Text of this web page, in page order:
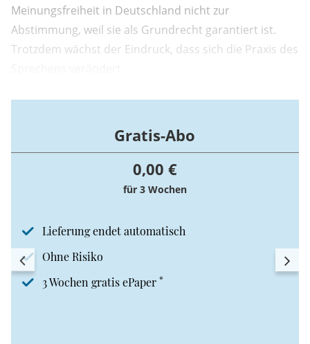
Meinungsfreiheit in Deutschland nicht zur
Abstimmung, weil sie als Grundrecht garantiert ist.
Trotzdem wächst der Eindruck, dass sich die Praxis des
Gratis-Abo
0,00 €
für 3 Wochen
Lieferung endet automatisch
Ohne Risiko
3 Wochen gratis ePaper *